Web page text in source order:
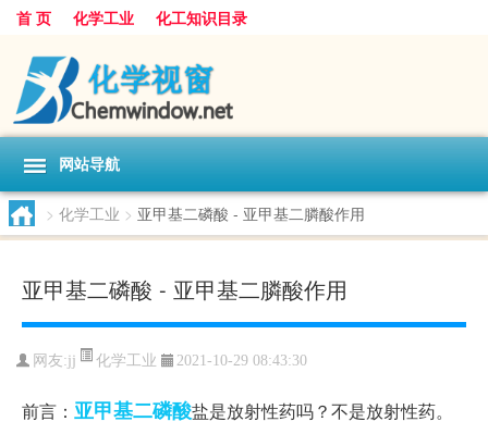
首 页 化学工业 化工知识目录
网站导航
> 化学工业 > 亚甲基二磷酸 - 亚甲基二膦酸作用
亚甲基二磷酸 - 亚甲基二膦酸作用
网友:jj 化学工业 2021-10-29 08:43:30
前言： 亚甲基二磷酸盐是放射性药吗？不是放射性药。